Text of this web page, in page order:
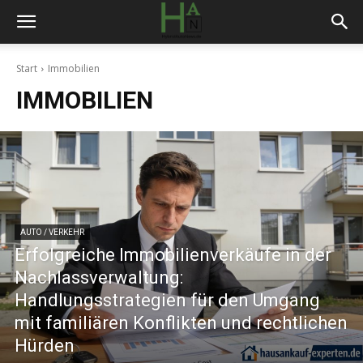
Start Immobilien
IMMOBILIEN
AUTO / VERKEHR
Erfolgreiche Immobilienverkäufe in der
Nachlassverwaltung:
Handlungsstrategien für den Umgang
mit familiären Konflikten und rechtlichen
Hürden